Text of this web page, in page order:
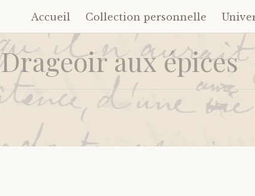
Accéder
au
contenu
principal
Accueil Collection personnelle
Drageoir aux épices